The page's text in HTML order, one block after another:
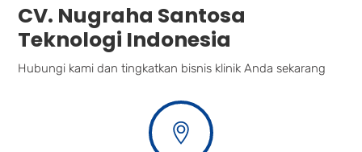
CV. Nugraha Santosa
Teknologi Indonesia
Hubungi kami dan tingkatkan bisnis klinik Anda sekarang